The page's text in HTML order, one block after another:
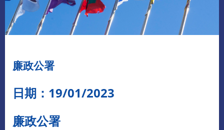
廉政公署
日期：19/01/2023
廉政公署